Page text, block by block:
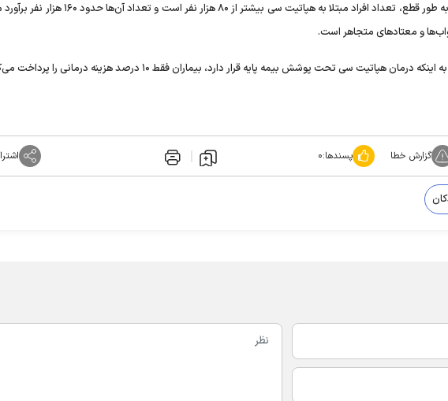
تعداد ۲۶ هزار نفر درمان قطعی شده‌اند. به طور قطع، تعداد افراد مبتلا به هپاتیت سی بیشتر از ۸۰
و معتاد‌های متجاهر است.
سی تحت پوشش بیمه پایه قرار دارد، بیماران فقط ۱۰ درصد هزینه درمانی را پرداخت می‌کنند.
گزارش خطا پسندها:۰